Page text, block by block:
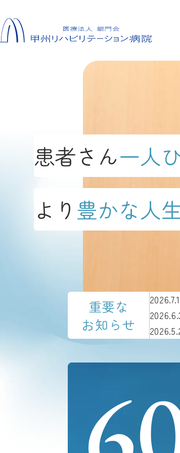
to
content
患者さん一人
より 豊かな人
重要な
お知らせ